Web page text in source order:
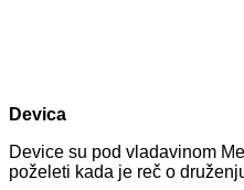
Devica
Device su pod vladavinom
poželeti kada je reč o